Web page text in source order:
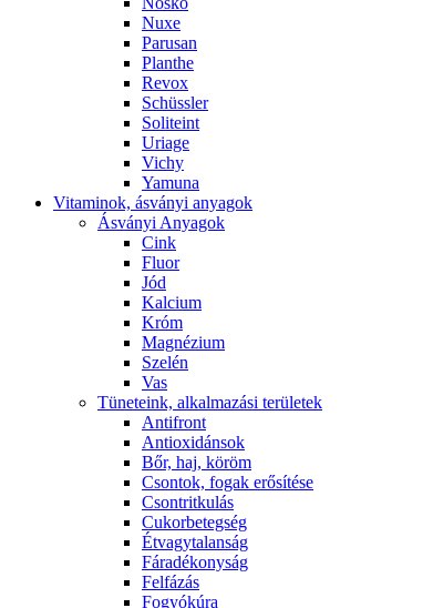
Nuxe
Parusan
Planthe
Revox
Schüssler
Soliteint
Uriage
Vichy
Yamuna
Vitaminok, ásványi anyagok
Ásványi Anyagok
Cink
Fluor
Jód
Kalcium
Króm
Magnézium
Szelén
Vas
Tüneteink, alkalmazási területek
Antifront
Antioxidánsok
Bőr, haj, köröm
Csontok, fogak erősítése
Csontritkulás
Cukorbetegség
Étvagytalanság
Fáradékonyság
Felfázás
Fogyókúra